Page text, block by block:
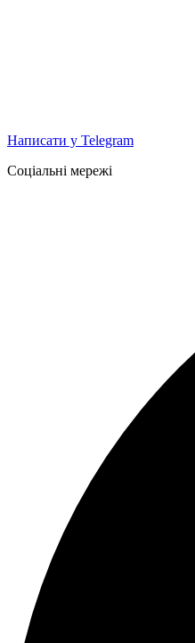
Написати у Telegram
Соціальні мережі